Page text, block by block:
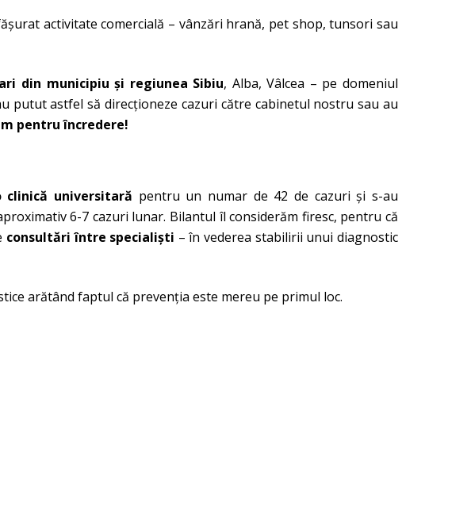
activitate comercială – vânzări hrană, pet shop, tunsori sau
din municipiu şi regiunea Sibiu, Alba, Vâlcea – pe domeniul
putut astfel să direcţioneze cazuri către cabinetul nostru sau au
pentru încredere!
universitară pentru un numar de 42 de cazuri şi s-au
6-7 cazuri lunar. Bilantul îl considerăm firesc, pentru că
consultări între specialişti – în vederea stabilirii unui diagnostic
arătând faptul că prevenţia este mereu pe primul loc.